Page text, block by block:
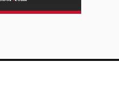
atəş açmaqda şübhəli